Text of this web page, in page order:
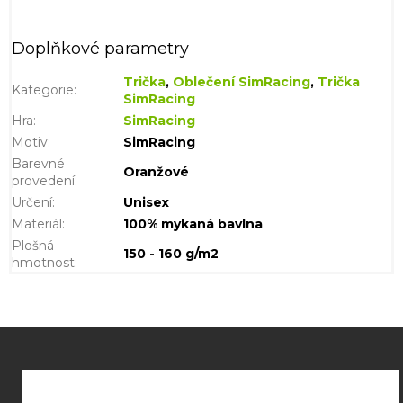
Doplňkové parametry
Kategorie: Trička, Oblečení SimRacing, Trička
SimRacing
Hra:
SimRacing
Motiv:
SimRacing
Barevné
provedení:
Oranžové
Určení:
Unisex
Materiál :
100% mykaná bavlna
Plošná
hmotnost:
150 - 160 g/m2